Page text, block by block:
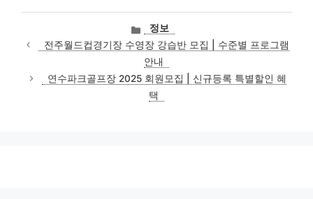
카
테
고
리
정보
전주월드컵경기장 수영장 강습반 모집 | 수준별 프로그램
안내
연수파크골프장 2025 회원모집 | 신규등록 특별할인 혜
택